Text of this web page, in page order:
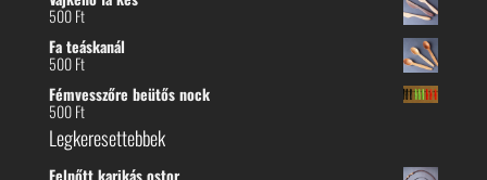
500Ft
Fa teáskanál
500Ft
Fémvesszőre beütős nock
500Ft
Legkeresettebbek